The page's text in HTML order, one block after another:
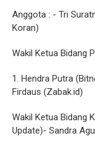
Anggota : - Tri
Koran)
Wakil Ketua Bidang
1. Hendra Putra
Firdaus (Zabak.id)
Wakil Ketua Bidang
Update)- Sandra